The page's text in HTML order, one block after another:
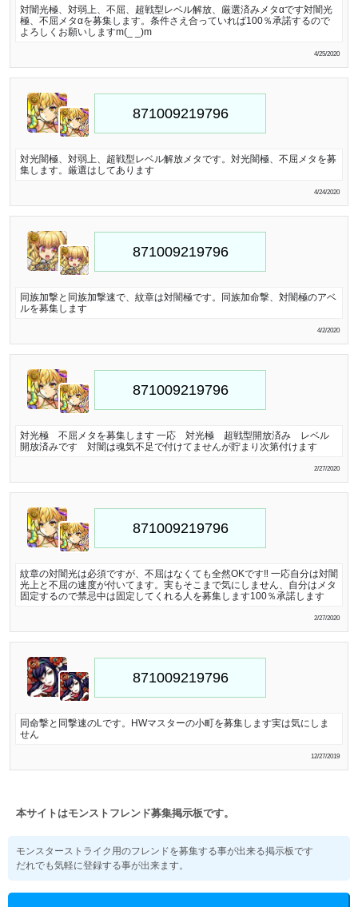
対闇光極、対弱上、不屈、超戦型レベル解放、厳選済みメタαです対闇光
極、不屈メタαを募集します。条件さえ合っていれば100％承諾するので
よろしくお願いしますm(_ _)m
4/25/2020
対光闇極、対弱上、超戦型レベル解放メタです。対光闇極、不屈メタを募
集します。厳選はしてあります
4/24/2020
同族加撃と同族加撃速で、紋章は対闇極です。同族加命撃、対闇極のアベ
ルを募集します
4/2/2020
対光極 不屈メタを募集します 一応 対光極 超戦型開放済み レベル
開放済みです 対闇は魂気不足で付けてませんが貯まり次第付けます
2/27/2020
紋章の対闇光は必須ですが、不屈はなくても全然OKです‼️ 一応自分は対闇
光上と不屈の速度が付いてます。実もそこまで気にしません、自分はメタ
固定するので禁忌中は固定してくれる人を募集します100％承諾します
2/27/2020
同命撃と同撃速のLです。HWマスターの小町を募集します実は気にしま
せん
12/27/2019
本サイトはモンストフレンド募集掲示板です。
モンスターストライク用のフレンドを募集する事が出来る掲示板です
だれでも気軽に登録する事が出来ます。